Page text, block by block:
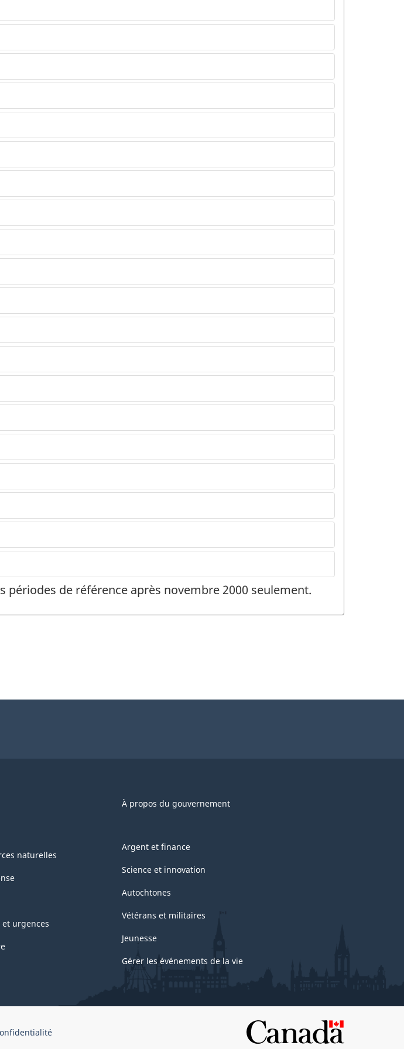
de référence après novembre 2000 seulement.
À propos du gouvernement
naturelles
urgences
Argent et finance
Science et innovation
Autochtones
Vétérans et militaires
Jeunesse
Gérer les événements de la vie